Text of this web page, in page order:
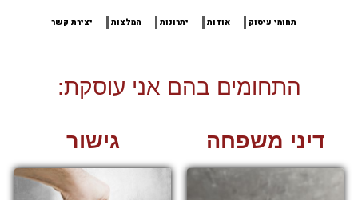
תחומי עיסוק אודות יתרונות המלצות יצירת קשר
התחומים בהם אני עוסקת:
דיני משפחה גישור